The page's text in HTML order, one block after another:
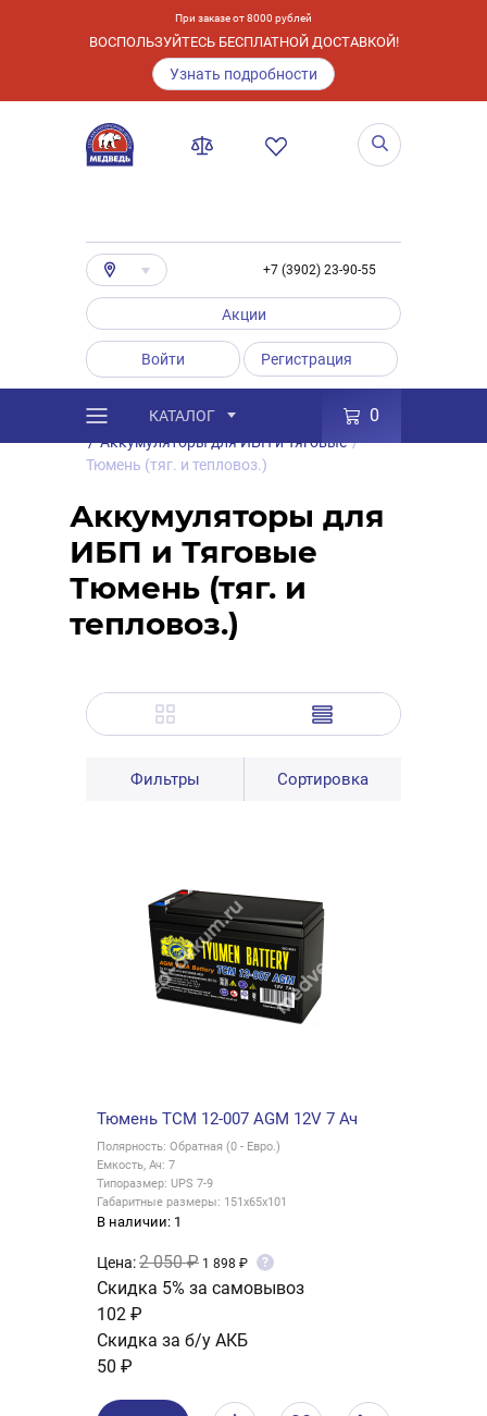
При заказе от 8000 рублей
ВОСПОЛЬЗУЙТЕСЬ БЕСПЛАТНОЙ ДОСТАВКОЙ!
Узнать подробности
+7 (3902) 23-90-55
Акции
Войти Регистрация
КАТАЛОГ 0
Каталог / Товары
Аккумуляторы
/ Аккумуляторы для ИБП и Тяговые /
Тюмень (тяг. и тепловоз.)
Аккумуляторы для
ИБП и Тяговые
Тюмень (тяг. и
тепловоз.)
Фильтры Сортировка
Тюмень ТСМ 12-007 AGM 12V 7 Ач
Полярность: Обратная (0 - Евро.)
Емкость, Ач: 7
Типоразмер: UPS 7-9
Габаритные размеры: 151x65x101
В наличии: 1
Цена:2 050 ₽ 1 898 ₽ ?
Скидка 5% за самовывоз
102 ₽
Скидка за б/у АКБ
50 ₽